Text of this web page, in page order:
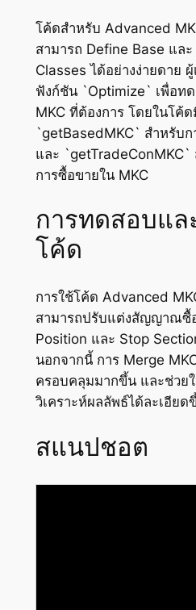
โค้ดสำหรับ Advanced
สามารถ Define Base แล
Classes ได้อย่างง่ายดาย
ฟังก์ชัน `Optimize` เพื่อท
MKC ที่ต้องการ โดยในโค้
`getBasedMKC` สำหรับก
และ `getTradeConMKC`
การซื้อขายใน MKC
การทดสอบแล
โค้ด
การใช้โค้ด Advanced
สามารถปรับแต่งสัญญาณซื้
Position และ Stop
นอกจากนี้ การ Merge
ครอบคลุมมากขึ้น และช่วย
วิเคราะห์ผลลัพธ์ได้ละเอียด
สแนปชอต